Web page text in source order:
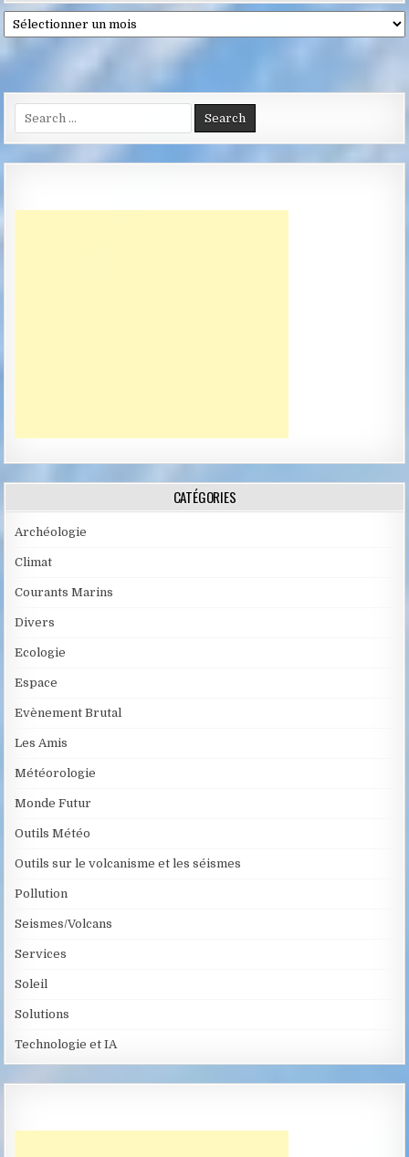
Archives
Search
for:
CATÉGORIES
Archéologie
Climat
Courants Marins
Divers
Ecologie
Espace
Evènement Brutal
Les Amis
Météorologie
Monde Futur
Outils Météo
Outils sur le volcanisme et les séismes
Pollution
Seismes/Volcans
Services
Soleil
Solutions
Technologie et IA